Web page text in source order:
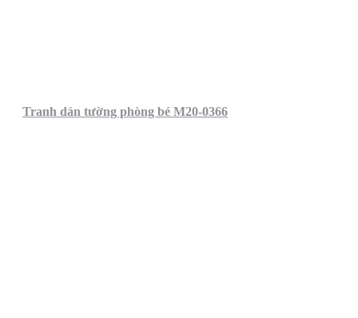
Tranh dán tường phòng bé M20-0366